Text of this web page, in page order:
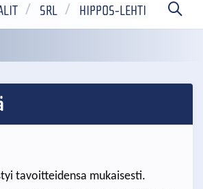
SRL HIPPOS-LEHTI
tavoitteidensa mukaisesti.